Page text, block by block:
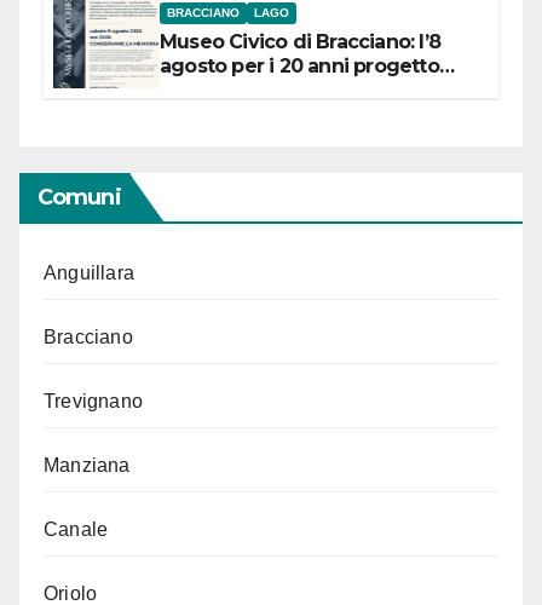
BRACCIANO LAGO
Museo Civico di Bracciano: l’8
agosto per i 20 anni progetto
Comuni
Anguillara
Bracciano
Trevignano
Manziana
Canale
Oriolo